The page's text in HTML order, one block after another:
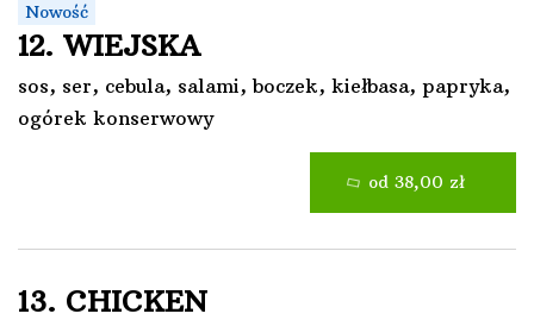
Nowość
12. WIEJSKA
sos, ser, cebula, salami, boczek, kiełbasa, papryka,
ogórek konserwowy
13. CHICKEN